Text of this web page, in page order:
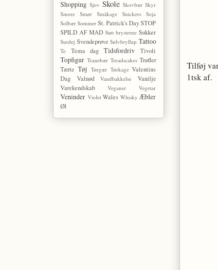
Tilføj
1tsk af.
Shopping Sjov Skole Skovbær Skyr
Smore
Smør Småkage Snickers
Soja
Solbær Sommer St. Patrick's Day STOP
SPILD AF MAD Støt brysterne Sukker
Surdej Svendeprøve Sølvbryllup Tattoo
Te Tema dag Tidsfordriv Tivoli
Topfigur Tranebær Treadscakes Trøfler
Tærte Tøj Tørgær Tørkage Valentins
Dag
Valnød Vandbakkelse
Vanilje
Varekendskab
Veganer Vegetar
Veninder Violet Wales Whisky Æbler
Øl